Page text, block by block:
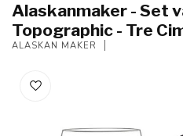
Alaskanmaker - Set
Topographic - Tre
ALASKAN MAKER